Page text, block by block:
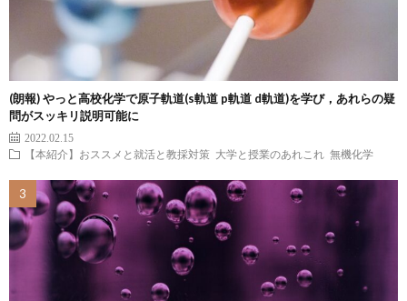
(朗報) やっと高校化学で原子軌道(s軌道 p軌道 d軌道)を学び，あれらの疑
問がスッキリ説明可能に
2022.02.15
【本紹介】おススメと就活と教採対策 大学と授業のあれこれ 無機化学